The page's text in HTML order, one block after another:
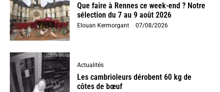
Que faire à Rennes ce week-end ? Notre
sélection du 7 au 9 août 2026
Elouan Kermorgant - 07/08/2026
Actualités
Les cambrioleurs dérobent 60 kg de
côtes de bœuf